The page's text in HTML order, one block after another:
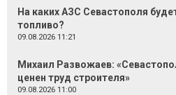
На каких АЗС Севастополя
топливо?
09.08.2026 11:21
Михаил Развожаев:
ценен труд строителя»
09.08.2026 11:00